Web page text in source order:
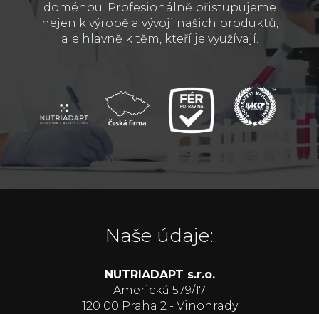
doménou. Profesionálně přistupujeme
nejen k výrobě a vývoji našich produktů,
ale hlavně k těm, kteří je využívají.
Naše údaje:
NUTRIADAPT s.r.o.
Americká 579/17
120 00 Praha 2 - Vinohrady